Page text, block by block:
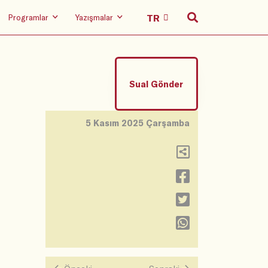
Programlar Yazışmalar
Sual Gönder
5 Kasım 2025 Çarşamba